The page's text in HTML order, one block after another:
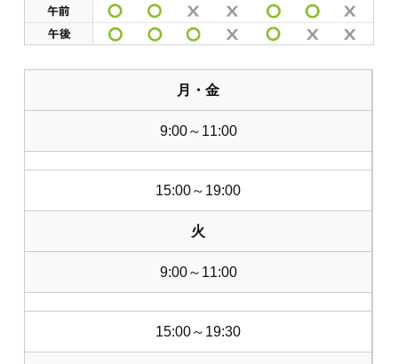
月・金
9:00～11:00
15:00～19:00
火
9:00～11:00
15:00～19:30